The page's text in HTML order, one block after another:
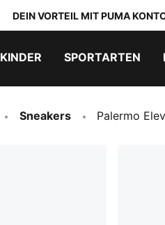
DEIN VORTEIL MIT PUMA
KINDER SPORTARTEN
Sneakers Palermo